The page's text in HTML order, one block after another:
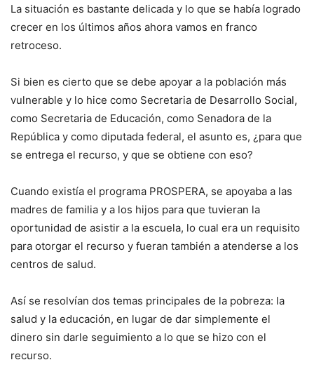
La situación es bastante delicada y lo que se había logrado
crecer en los últimos años ahora vamos en franco
retroceso.
Si bien es cierto que se debe apoyar a la población más
vulnerable y lo hice como Secretaria de Desarrollo Social,
como Secretaria de Educación, como Senadora de la
República y como diputada federal, el asunto es, ¿para que
se entrega el recurso, y que se obtiene con eso?
Cuando existía el programa PROSPERA, se apoyaba a las
madres de familia y a los hijos para que tuvieran la
oportunidad de asistir a la escuela, lo cual era un requisito
para otorgar el recurso y fueran también a atenderse a los
centros de salud.
Así se resolvían dos temas principales de la pobreza: la
salud y la educación, en lugar de dar simplemente el
dinero sin darle seguimiento a lo que se hizo con el
recurso.